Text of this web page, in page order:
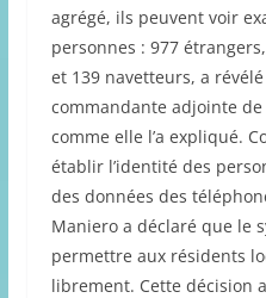
agrégé, ils peuvent voir
personnes : 977
et 139 navetteurs, a
commandante adjointe de
comme elle l’a expliqué.
établir l’identité des
des données des
Maniero a déclaré que le
permettre aux résidents
librement. Cette décision